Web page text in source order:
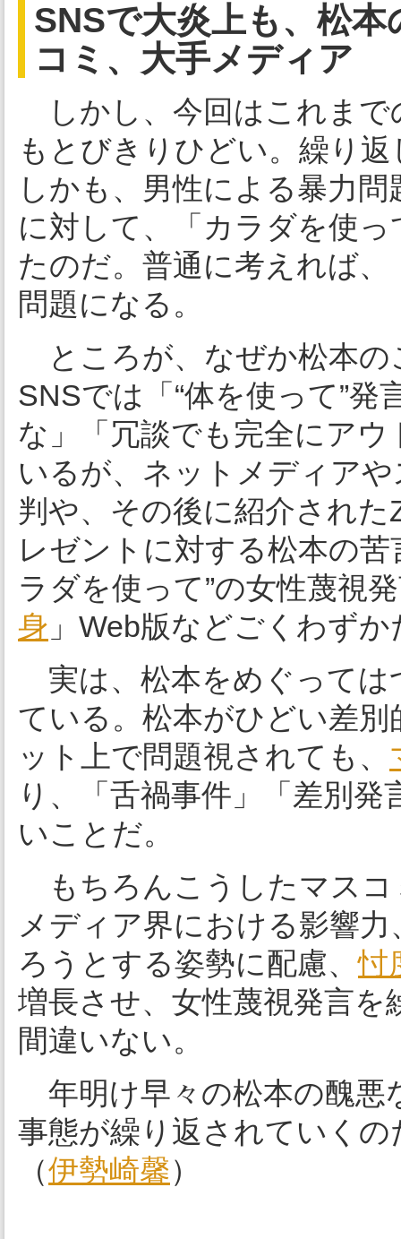
SNSで大炎上も、松
コミ、大手メディア
しかし、今回はこれまで
もとびきりひどい。繰り
しかも、男性による暴力
に対して、「カラダを使
たのだ。普通に考えれば
問題になる。
ところが、なぜか松本の
SNSでは「“体を使って”
な」「冗談でも完全にア
いるが、ネットメディア
判や、その後に紹介され
レゼントに対する松本の
ラダを使って”の女性蔑視
身 」Web版などごくわずか
実は、松本をめぐっては
ている。松本がひどい差
ット上で問題視されても、
り、「舌禍事件」「差別
いことだ。
もちろんこうしたマスコ
メディア界における影響力
ろうとする姿勢に配慮、忖
増長させ、女性蔑視発言
間違いない。
年明け早々の松本の醜悪
事態が繰り返されていくの
（伊勢崎馨）